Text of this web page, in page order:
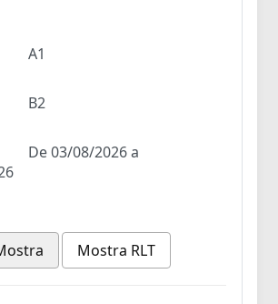
A1
B2
De 03/08/2026 a
Mostra RLT